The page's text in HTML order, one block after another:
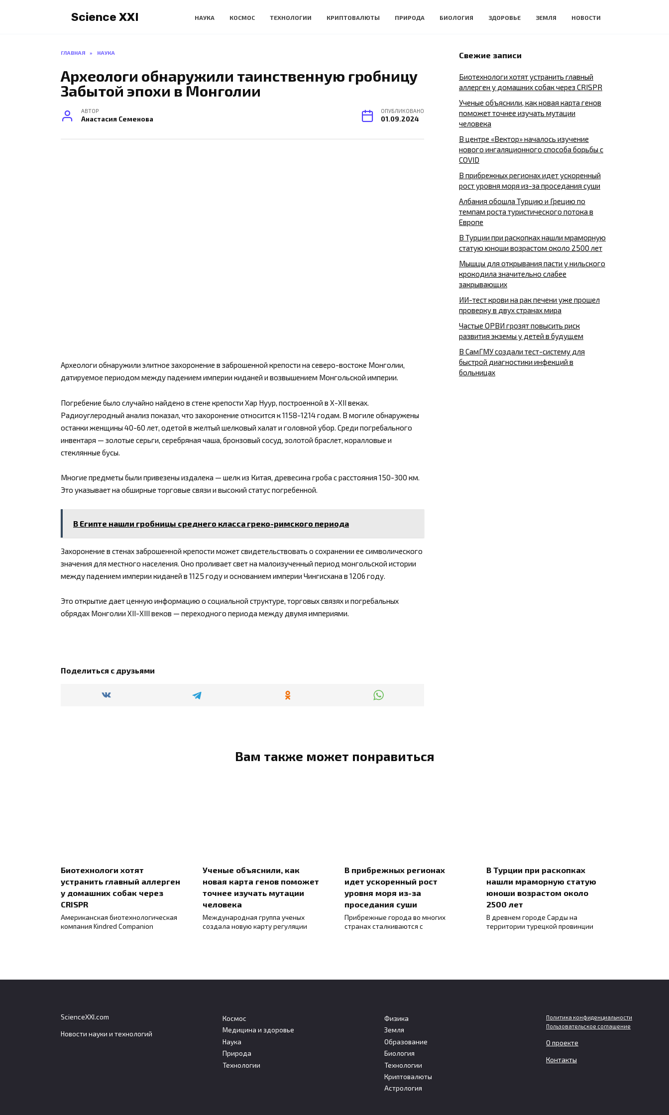
Science XXI НАУКА КОСМОС ТЕХНОЛОГИИ КРИПТОВАЛЮТЫ ПРИРОДА БИОЛОГИЯ ЗДОРОВЬЕ ЗЕМЛЯ НОВОСТИ
ГЛАВНАЯ » НАУКА
Археологи обнаружили таинственную гробницу
Забытой эпохи в Монголии
АВТОР
Анастасия Семенова
ОПУБЛИКОВАНО
01.09.2024
Археологи обнаружили элитное захоронение в заброшенной крепости на северо-востоке Монголии,
датируемое периодом между падением империи киданей и возвышением Монгольской империи.
Погребение было случайно найдено в стене крепости Хар Нуур, построенной в X-XII веках.
Радиоуглеродный анализ показал, что захоронение относится к 1158-1214 годам. В могиле обнаружены
останки женщины 40-60 лет, одетой в желтый шелковый халат и головной убор. Среди погребального
инвентаря — золотые серьги, серебряная чаша, бронзовый сосуд, золотой браслет, коралловые и
стеклянные бусы.
Многие предметы были привезены издалека — шелк из Китая, древесина гроба с расстояния 150-300 км.
Это указывает на обширные торговые связи и высокий статус погребенной.
В Египте нашли гробницы среднего класса греко-римского периода
Захоронение в стенах заброшенной крепости может свидетельствовать о сохранении ее символического
значения для местного населения. Оно проливает свет на малоизученный период монгольской истории
между падением империи киданей в 1125 году и основанием империи Чингисхана в 1206 году.
Это открытие дает ценную информацию о социальной структуре, торговых связях и погребальных
обрядах Монголии XII-XIII веков — переходного периода между двумя империями.
Поделиться с друзьями
Свежие записи
Биотехнологи хотят устранить главный
аллерген у домашних собак через CRISPR
Ученые объяснили, как новая карта генов
поможет точнее изучать мутации
человека
В центре «Вектор» началось изучение
нового ингаляционного способа борьбы с
COVID
В прибрежных регионах идет ускоренный
рост уровня моря из-за проседания суши
Албания обошла Турцию и Грецию по
темпам роста туристического потока в
Европе
В Турции при раскопках нашли мраморную
статую юноши возрастом около 2500 лет
Мышцы для открывания пасти у нильского
крокодила значительно слабее
закрывающих
ИИ-тест крови на рак печени уже прошел
проверку в двух странах мира
Частые ОРВИ грозят повысить риск
развития экземы у детей в будущем
В СамГМУ создали тест-систему для
быстрой диагностики инфекций в
больницах
Вам также может понравиться
Биотехнологи хотят
устранить главный аллерген
у домашних собак через
CRISPR
Американская биотехнологическая
компания Kindred Companion
Ученые объяснили, как
новая карта генов поможет
точнее изучать мутации
человека
Международная группа ученых
создала новую карту регуляции
В прибрежных регионах
идет ускоренный рост
уровня моря из-за
проседания суши
Прибрежные города во многих
странах сталкиваются с
В Турции при раскопках
нашли мраморную статую
юноши возрастом около
2500 лет
В древнем городе Сарды на
территории турецкой провинции
Российские учёные нашли
энергоэффективный способ
Кольский научный центр РАН
опроверг данные об
открытии нового минерала
Кольский научный центр РАН
опроверг сообщения об открытии
Глобальное потепление идет
быстрее после середины
ScienceXXI.com
Новости науки и технологий
Космос
Медицина и здоровье
Наука
Природа
Технологии
Физика
Земля
Образование
Биология
Технологии
Криптовалюты
Астрология
Политика конфиденциальности
Пользовательское соглашение
О проекте
Контакты